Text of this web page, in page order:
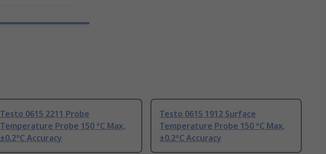
Testo 0615 2211 Probe
Temperature Probe 150 °C Max,
±0.2°C Accuracy
Testo 0615 1912 Surface
Temperature Probe 150 °C Max,
±0.2°C Accuracy